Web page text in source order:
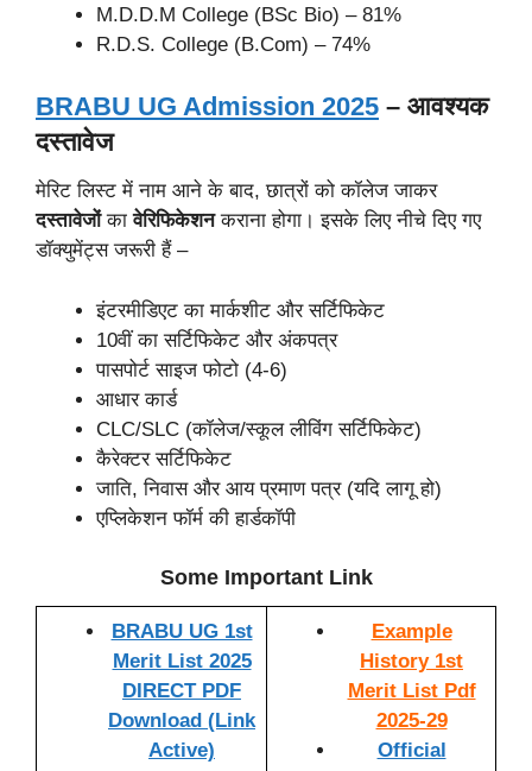
M.D.D.M College (BSc Bio) – 81%
R.D.S. College (B.Com) – 74%
BRABU UG Admission 2025 – आवश्यक
दस्तावेज
मेरिट लिस्ट में नाम आने के बाद, छात्रों को कॉलेज जाकर
दस्तावेजोंकावेरिफिकेशनकराना होगा। इसके लिए नीचे दिए गए
डॉक्युमेंट्स जरूरी हैं –
इंटरमीडिएट का मार्कशीट और सर्टिफिकेट
10वीं का सर्टिफिकेट और अंकपत्र
पासपोर्ट साइज फोटो (4-6)
आधार कार्ड
CLC/SLC (कॉलेज/स्कूल लीविंग सर्टिफिकेट)
कैरेक्टर सर्टिफिकेट
जाति, निवास और आय प्रमाण पत्र (यदि लागू हो)
एप्लिकेशन फॉर्म की हार्डकॉपी
Some Important Link
BRABU UG 1st
Merit List 2025
DIRECT PDF
Download (Link
Active)
Example
History 1st
Merit List Pdf
2025-29
Official